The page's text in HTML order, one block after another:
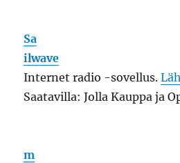
Or
ienteering Compass
Kompassi aste- ja
Saatavilla: Jolla Kauppa.
Vii